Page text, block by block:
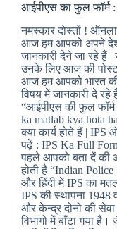
in
Hindi)
आईपीएस का फुल फॉर्म
नमस्कार दोस्तों !
आज हम आपको अपने देश
जानकारी देने जा रहे हैं
उनके लिए आज की
आज हम आपको भारत की
विषय में जानकारी दे
“आईपीएस की फुल फॉर्म
ka matlab kya hota
क्या कार्य होते हैं | IPS
पढ़ें : IPS Ka Full
पहले आपको बता दें की
होती है “Indian
और हिंदी में IPS का
IPS की स्थापना 1948
और केन्द्र दोनो की
विभागो में बाँटा गया